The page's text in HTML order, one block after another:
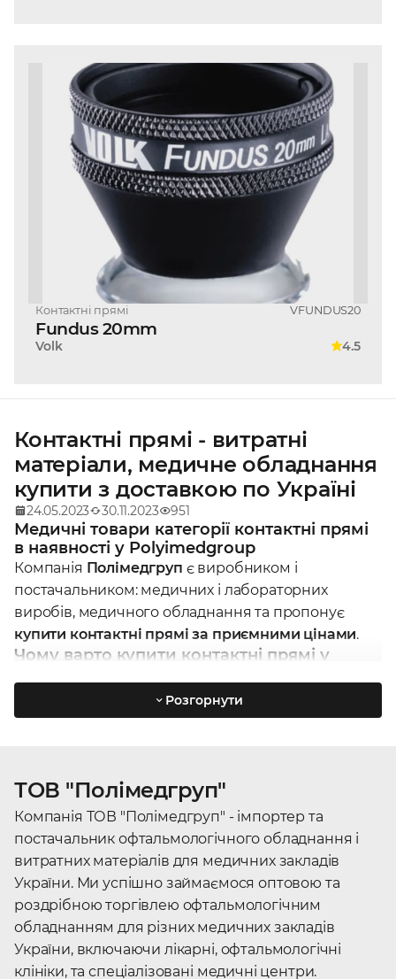
Контактні прямі VFUNDUS20
Fundus 20mm
Volk 4.5
Контактні прямі - витратні
матеріали, медичне обладнання
купити з доставкою по Україні
24.05.2023 30.11.2023 951
Медичні товари категорії контактні прямі
в наявності у Polyimedgroup
Компанія Полімедгруп є виробником і
постачальником: медичних і лабораторних
виробів, медичного обладнання та пропонує
купити контактні прямі за приємними цінами.
Чому варто купити контактні прямі у
Гарантія якості, всі товари лише від офіційних
Зручний спосіб оплати: безготівковий
розрахунок банківською картою, післяплатою
або оплата готівкою;
Доставка по Україні: Одеса, Київ, Запоріжжя,
Львів, Дніпро, Вінниця та інші міста.
Медичні товари категорії
контактні прямі в наявності у
Polyimedgroup
Розгорнути
ТОВ "Полімедгруп"
Компанія ТОВ "Полімедгруп" - імпортер та
постачальник офтальмологічного обладнання і
витратних матеріалів для медичних закладів
України. Ми успішно займаємося оптовою та
роздрібною торгівлею офтальмологічним
обладнанням для різних медичних закладів
України, включаючи лікарні, офтальмологічні
клініки, та спеціалізовані медичні центри.